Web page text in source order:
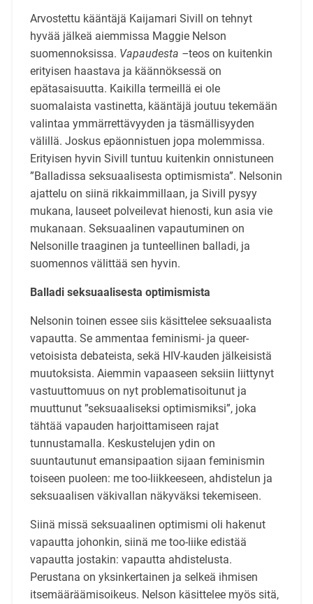
Arvostettu kääntäjä Kaijamari Sivill on tehnyt
hyvää jälkeä aiemmissa Maggie Nelson
suomennoksissa. Vapaudesta –teos on kuitenkin
erityisen haastava ja käännöksessä on
epätasaisuutta. Kaikilla termeillä ei ole
suomalaista vastinetta, kääntäjä joutuu tekemään
valintaa ymmärrettävyyden ja täsmällisyyden
välillä. Joskus epäonnistuen jopa molemmissa.
Erityisen hyvin Sivill tuntuu kuitenkin onnistuneen
”Balladissa seksuaalisesta optimismista”. Nelsonin
ajattelu on siinä rikkaimmillaan, ja Sivill pysyy
mukana, lauseet polveilevat hienosti, kun asia vie
mukanaan. Seksuaalinen vapautuminen on
Nelsonille traaginen ja tunteellinen balladi, ja
suomennos välittää sen hyvin.
Balladi seksuaalisesta optimismista
Nelsonin toinen essee siis käsittelee seksuaalista
vapautta. Se ammentaa feminismi- ja queer-
vetoisista debateista, sekä HIV-kauden jälkeisistä
muutoksista. Aiemmin vapaaseen seksiin liittynyt
vastuuttomuus on nyt problematisoitunut ja
muuttunut ”seksuaaliseksi optimismiksi”, joka
tähtää vapauden harjoittamiseen rajat
tunnustamalla. Keskustelujen ydin on
suuntautunut emansipaation sijaan feminismin
toiseen puoleen: me too-liikkeeseen, ahdistelun ja
seksuaalisen väkivallan näkyväksi tekemiseen.
Siinä missä seksuaalinen optimismi oli hakenut
vapautta johonkin, siinä me too-liike edistää
vapautta jostakin: vapautta ahdistelusta.
Perustana on yksinkertainen ja selkeä ihmisen
itsemääräämisoikeus. Nelson käsittelee myös sitä,